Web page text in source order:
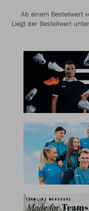
Ab einem Bestellwert
Liegt der Bestellwert